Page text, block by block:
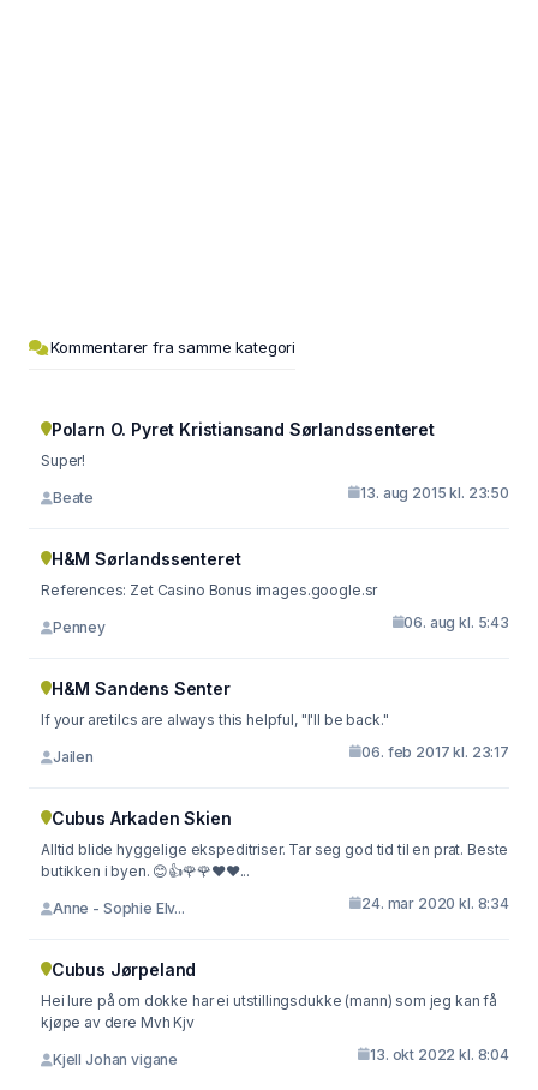
Kommentarer fra samme kategori
Polarn O. Pyret Kristiansand Sørlandssenteret
Super!
Beate 13. aug 2015 kl. 23:50
H&M Sørlandssenteret
References: Zet Casino Bonus images.google.sr
Penney 06. aug kl. 5:43
H&M Sandens Senter
If your aretilcs are always this helpful, "I'll be back."
Jailen 06. feb 2017 kl. 23:17
Cubus Arkaden Skien
Alltid blide hyggelige ekspeditriser. Tar seg god tid til en prat. Beste
butikken i byen. 😊👍🌹🌹❤️❤...
Anne - Sophie Elv... 24. mar 2020 kl. 8:34
Cubus Jørpeland
Hei lure på om dokke har ei utstillingsdukke (mann) som jeg kan få
kjøpe av dere Mvh Kjv
Kjell Johan vigane 13. okt 2022 kl. 8:04